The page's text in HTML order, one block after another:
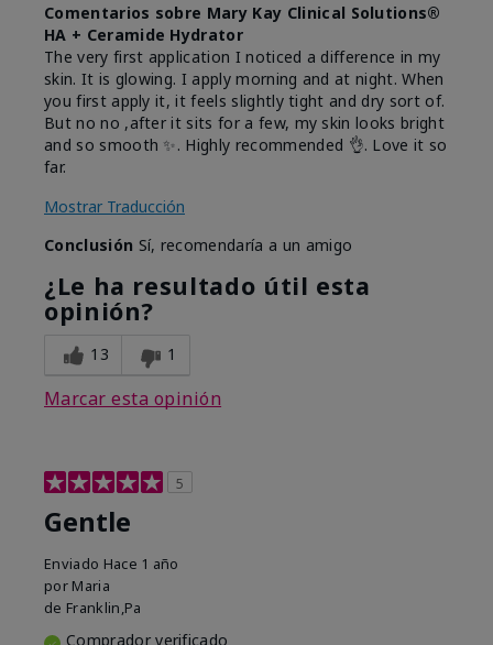
Comentarios sobre Mary Kay Clinical Solutions®
HA + Ceramide Hydrator
The very first application I noticed a difference in my
skin. It is glowing. I apply morning and at night. When
you first apply it, it feels slightly tight and dry sort of.
But no no ,after it sits for a few, my skin looks bright
and so smooth ✨️. Highly recommended 👌. Love it so
far.
Mostrar Traducción
Conclusión Sí, recomendaría a un amigo
¿Le ha resultado útil esta
opinión?
13 1
Marcar esta opinión
5
Gentle
Enviado Hace 1 año
por Maria
de Franklin,Pa
Comprador verificado